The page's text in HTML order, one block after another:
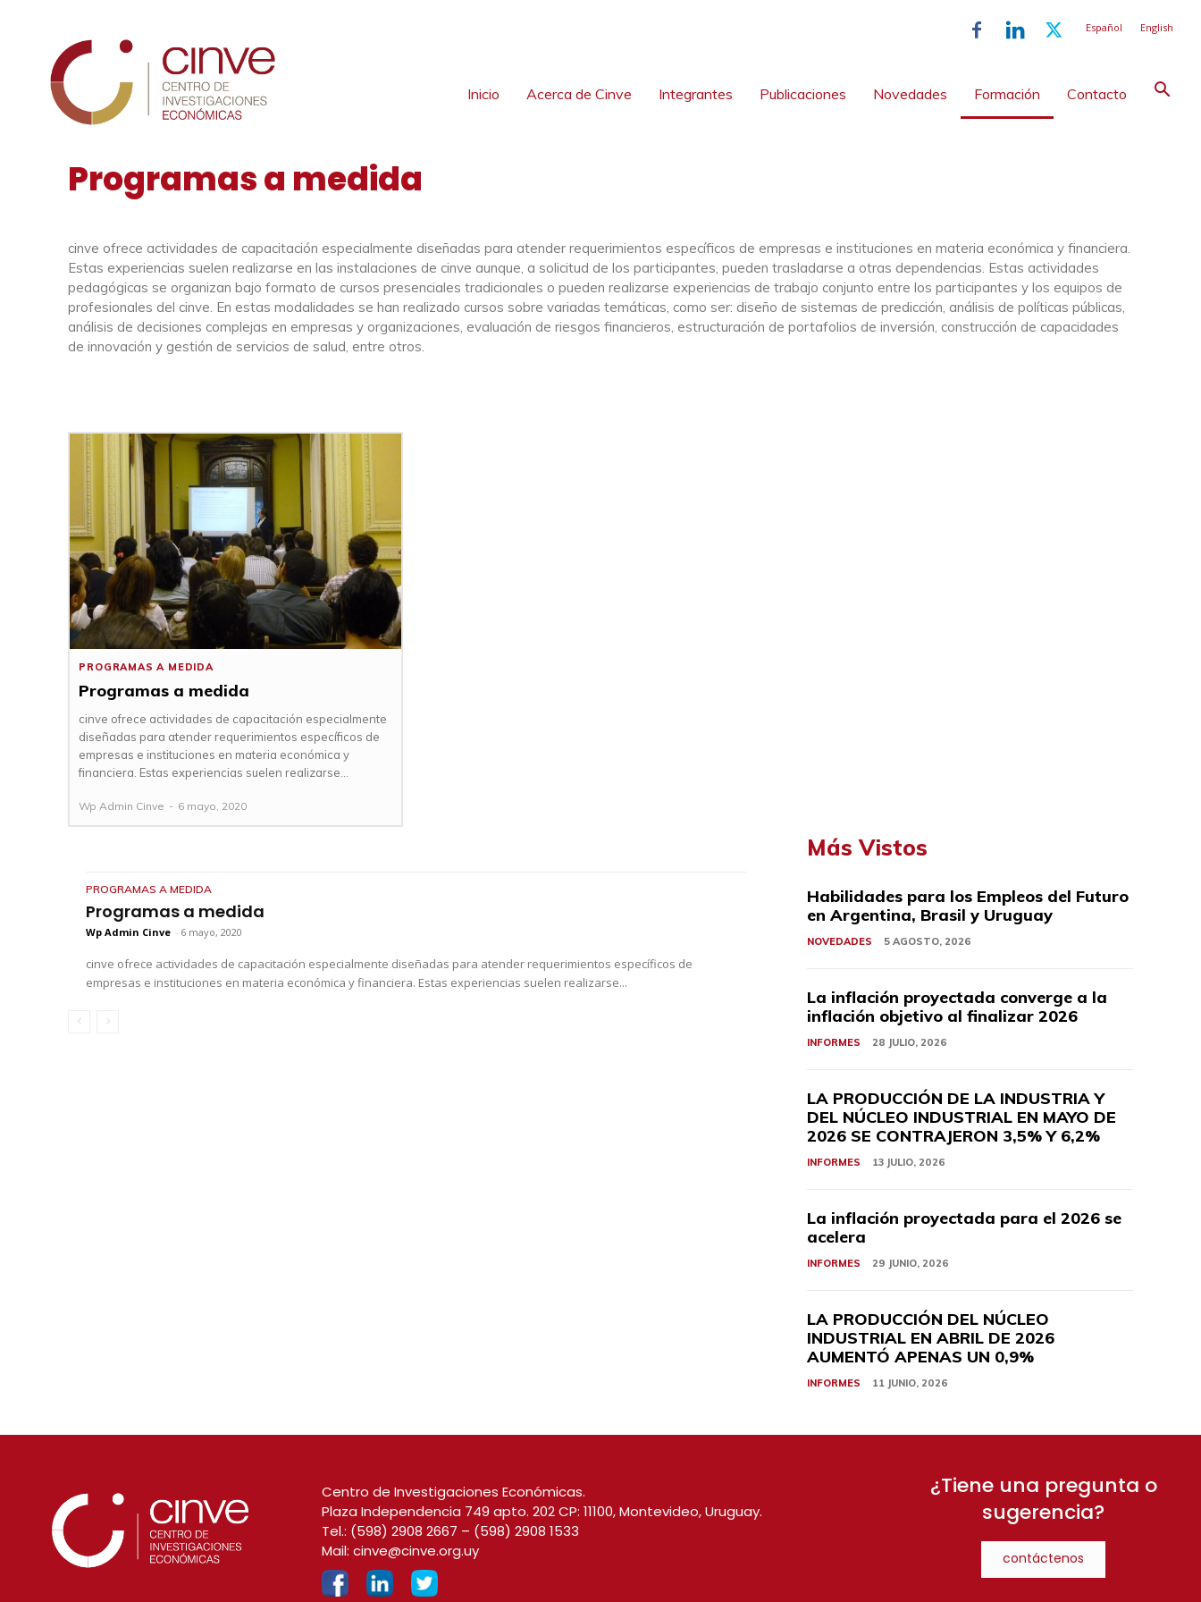
Español English
Inicio Acerca de Cinve Integrantes Publicaciones Novedades Formación Contacto
Programas a medida
cinve ofrece actividades de capacitación especialmente diseñadas para atender requerimientos específicos de empresas e instituciones en materia económica y financiera.
Estas experiencias suelen realizarse en las instalaciones de cinve aunque, a solicitud de los participantes, pueden trasladarse a otras dependencias. Estas actividades
pedagógicas se organizan bajo formato de cursos presenciales tradicionales o pueden realizarse experiencias de trabajo conjunto entre los participantes y los equipos de
profesionales del cinve. En estas modalidades se han realizado cursos sobre variadas temáticas, como ser: diseño de sistemas de predicción, análisis de políticas públicas,
análisis de decisiones complejas en empresas y organizaciones, evaluación de riesgos financieros, estructuración de portafolios de inversión, construcción de capacidades
de innovación y gestión de servicios de salud, entre otros.
PROGRAMAS A MEDIDA
Programas a medida
cinve ofrece actividades de capacitación especialmente
diseñadas para atender requerimientos específicos de
empresas e instituciones en materia económica y
financiera. Estas experiencias suelen realizarse...
Wp Admin Cinve - 6 mayo, 2020
PROGRAMAS A MEDIDA
Programas a medida
Wp Admin Cinve - 6 mayo, 2020
cinve ofrece actividades de capacitación especialmente diseñadas para atender requerimientos específicos de
empresas e instituciones en materia económica y financiera. Estas experiencias suelen realizarse...
canlı tvMás Vistos
Habilidades para los Empleos del Futuro
en Argentina, Brasil y Uruguay
NOVEDADES 5 AGOSTO, 2026
La inflación proyectada converge a la
inflación objetivo al finalizar 2026
INFORMES 28 JULIO, 2026
LA PRODUCCIÓN DE LA INDUSTRIA Y
DEL NÚCLEO INDUSTRIAL EN MAYO DE
2026 SE CONTRAJERON 3,5% Y 6,2%
INFORMES 13 JULIO, 2026
La inflación proyectada para el 2026 se
acelera
INFORMES 29 JUNIO, 2026
LA PRODUCCIÓN DEL NÚCLEO
INDUSTRIAL EN ABRIL DE 2026
AUMENTÓ APENAS UN 0,9%
INFORMES 11 JUNIO, 2026
Centro de Investigaciones Económicas.
Plaza Independencia 749 apto. 202 CP: 11100, Montevideo, Uruguay.
Tel.: (598) 2908 2667 – (598) 2908 1533
Mail: cinve@cinve.org.uy
¿Tiene una pregunta o
sugerencia?
contáctenos